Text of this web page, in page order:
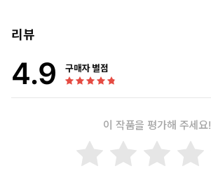
리뷰
4.9 구매자 별점
이 작품을 평가해 주세요!